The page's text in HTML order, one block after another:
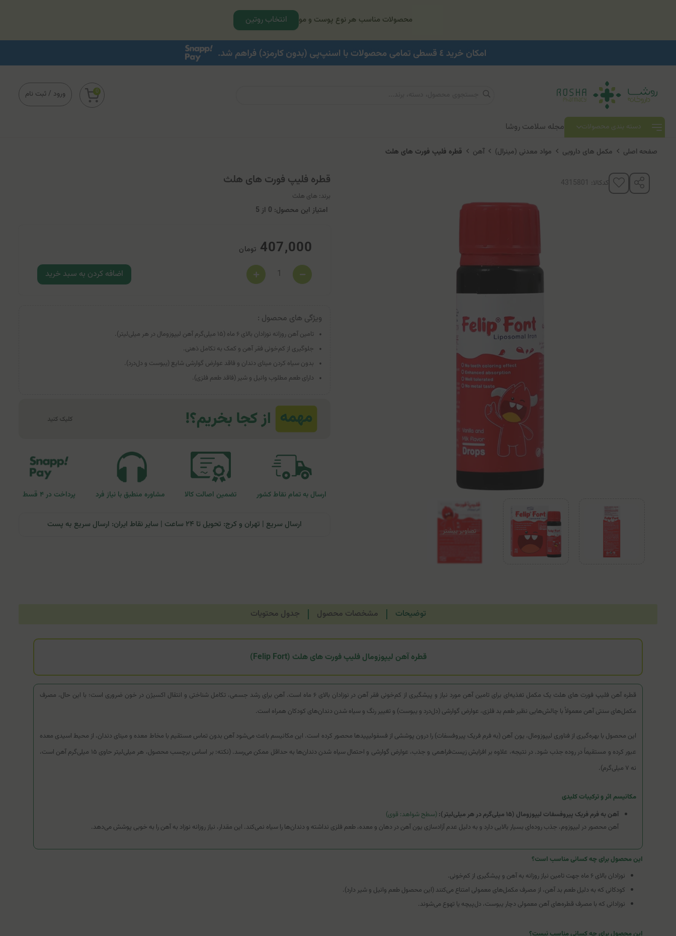
محصولات مناسب هر نوع پوست و مو انتخاب روتین
ورود / ثبت نام 0
دسته بندی محصولات مجله سلامت روشا
صفحه اصلی مکمل های دارویی مواد معدنی (مینرال) آهن قطره فلیپ فورت‌ های هلث
کدکالا: قطره فلیپ فورت‌ های هلث
برند: های هلث
امتیاز این محصول: 0 از 5
407,000 تومان
اضافه کردن به سبد خرید
ویژگی های محصول :
تامین آهن روزانه نوزادان بالای ۶ ماه (۱۵ میلی‌گرم آهن لیپوزومال در هر میلی‌لیتر).
جلوگیری از کم‌خونی فقر آهن و کمک به تکامل ذهنی.
بدون سیاه کردن مینای دندان و فاقد عوارض گوارشی شایع (یبوست و دل‌درد).
دارای طعم مطلوب وانیل و شیر (فاقد طعم فلزی).
ارسال به تمام نقاط کشور تضمین اصالت کالا مشاوره منطبق با نیاز فرد پرداخت در ۴ قسط
ارسال سریع | تهران و کرج: تحویل تا ۲۴ ساعت | سایر نقاط ایران: ارسال سریع به پست
توضیحات مشخصات محصول جدول محتویات
قطره آهن لیپوزومال فلیپ فورت های هلث (Felip Fort)
قطره آهن فلیپ فورت های هلث یک مکمل تغذیه‌ای برای تامین آهن مورد نیاز و پیشگیری از کم‌خونی فقر آهن در نوزادان بالای ۶ ماه است. آهن برای رشد جسمی، تکامل شناختی و انتقال اکسیژن در خون ضروری است؛ با این حال، مصرف
مکمل‌های سنتی آهن معمولاً با چالش‌هایی نظیر طعم بد فلزی، عوارض گوارشی (دل‌درد و یبوست) و تغییر رنگ و سیاه شدن دندان‌های کودکان همراه است.
این محصول با بهره‌گیری از فناوری لیپوزومال، یون آهن (به فرم فریک پیروفسفات) را درون پوششی از فسفولیپیدها محصور کرده است. این مکانیسم باعث می‌شود آهن بدون تماس مستقیم با مخاط معده و مینای دندان، از محیط اسیدی معده
عبور کرده و مستقیماً در روده جذب شود. در نتیجه، علاوه بر افزایش زیست‌فراهمی و جذب، عوارض گوارشی و احتمال سیاه شدن دندان‌ها به حداقل ممکن می‌رسد. (نکته: بر اساس برچسب محصول، هر میلی‌لیتر حاوی ۱۵ میلی‌گرم آهن است،
نه ۷ میلی‌گرم).
مکانیسم اثر و ترکیبات کلیدی
آهن به فرم فریک پیروفسفات لیپوزومال (۱۵ میلی‌گرم در هر میلی‌لیتر):
(سطح شواهد: قوی)
آهن محصور در لیپوزوم، جذب روده‌ای بسیار بالایی دارد و به دلیل عدم آزادسازی یون آهن در دهان و معده، طعم فلزی نداشته و دندان‌ها را سیاه نمی‌کند. این مقدار، نیاز روزانه نوزاد به آهن را به خوبی پوشش می‌دهد.
این محصول برای چه کسانی مناسب است؟
نوزادان بالای ۶ ماه جهت تامین نیاز روزانه به آهن و پیشگیری از کم‌خونی.
کودکانی که به دلیل طعم بد آهن، از مصرف مکمل‌های معمولی امتناع می‌کنند (این محصول طعم وانیل و شیر دارد).
نوزادانی که با مصرف قطره‌های آهن معمولی دچار یبوست، دل‌پیچه یا تهوع می‌شوند.
این محصول برای چه کسانی مناسب نیست؟